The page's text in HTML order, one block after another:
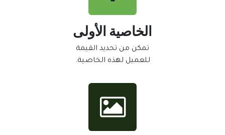
الخاصية الأولى
تمكن من تحديد القيمة
للعميل لهذه الخاصية.